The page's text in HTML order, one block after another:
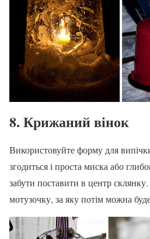
8. Крижаний вінок
Використовуйте форму для
згодиться і проста миска або
забути поставити в центр
мотузочку, за яку потім можна